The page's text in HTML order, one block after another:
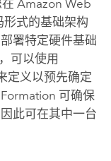
Amazon Web
形式的基础架构
署特定硬件基础
，可以使用
定义以预先确定
可确保
此可在其中一台